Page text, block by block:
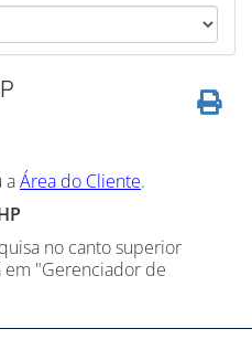
aÁrea do Cliente.
no canto superior
"Gerenciador de